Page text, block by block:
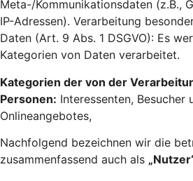
Meta-/Kommunikationsdaten (z.B.,
IP-Adressen). Verarbeitung
Daten (Art. 9 Abs. 1 DSGVO): Es
Kategorien von Daten verarbeitet.
Kategorien der von der
Personen: Interessenten, Besucher
Onlineangebotes,
Nachfolgend bezeichnen wir die
zusammenfassend auch als